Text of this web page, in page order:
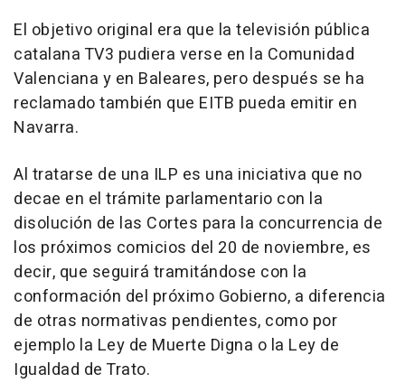
El objetivo original era que la televisión pública
catalana TV3 pudiera verse en la Comunidad
Valenciana y en Baleares, pero después se ha
reclamado también que EITB pueda emitir en
Navarra.
Al tratarse de una ILP es una iniciativa que no
decae en el trámite parlamentario con la
disolución de las Cortes para la concurrencia de
los próximos comicios del 20 de noviembre, es
decir, que seguirá tramitándose con la
conformación del próximo Gobierno, a diferencia
de otras normativas pendientes, como por
ejemplo la Ley de Muerte Digna o la Ley de
Igualdad de Trato.